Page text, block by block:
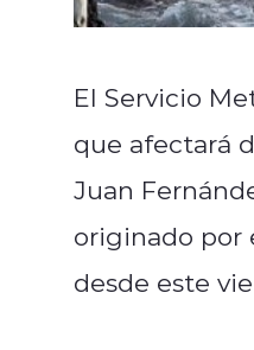
El Servicio
que afectará
Juan
originado por
desde este